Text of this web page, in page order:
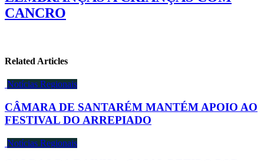
CANCRO
Related Articles
Notícias Regionais
CÂMARA DE SANTARÉM MANTÉM APOIO AO
FESTIVAL DO ARREPIADO
Notícias Regionais